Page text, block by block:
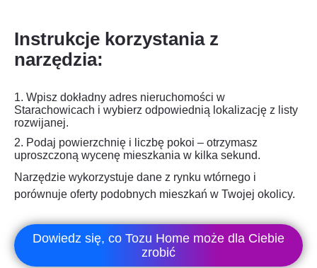
Instrukcje korzystania z
narzędzia:
1. Wpisz dokładny adres nieruchomości w
Starachowicach i wybierz odpowiednią lokalizację z listy
rozwijanej.
2. Podaj powierzchnię i liczbę pokoi – otrzymasz
uproszczoną wycenę mieszkania w kilka sekund.
Narzędzie wykorzystuje dane z rynku wtórnego i
porównuje oferty podobnych mieszkań w Twojej okolicy.
Dowiedz się, co Tozu Home może dla Ciebie
zrobić